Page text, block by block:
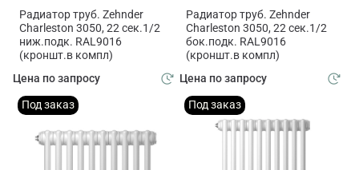
Радиатор труб. Zehnder
Charleston 3050, 22 сек.1/2
ниж.подк. RAL9016
(кроншт.в компл)
Цена по запросу
Радиатор труб. Zehnder
Charleston 3050, 22 сек.1/2
бок.подк. RAL9016
(кроншт.в компл)
Цена по запросу
Под заказ Под заказ